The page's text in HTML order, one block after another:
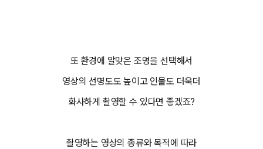
또 환경에 알맞은 조명을 선택해서
영상의 선명도도 높이고 인물도 더욱더
화사하게 촬영할 수 있다면 좋겠죠?
촬영하는 영상의 종류와 목적에 따라